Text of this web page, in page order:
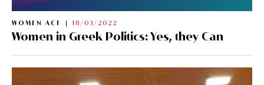
WOMEN ACT 18/03/2022
Women in Greek Politics: Yes, they Can